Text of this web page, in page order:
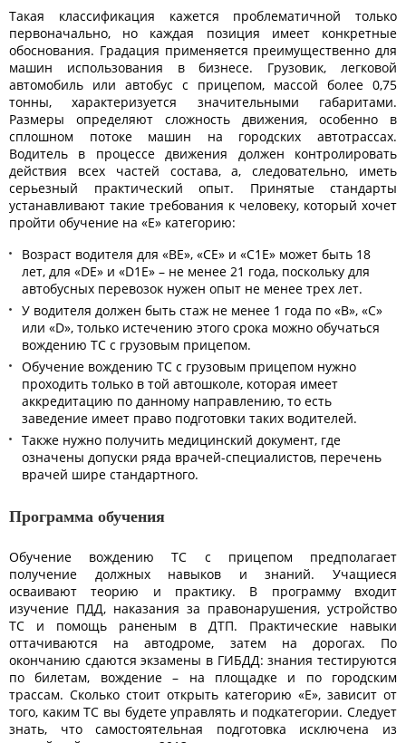
Такая классификация кажется проблематичной только
первоначально, но каждая позиция имеет конкретные
обоснования. Градация применяется преимущественно для
машин использования в бизнесе. Грузовик, легковой
автомобиль или автобус с прицепом, массой более 0,75
тонны, характеризуется значительными габаритами.
Размеры определяют сложность движения, особенно в
сплошном потоке машин на городских автотрассах.
Водитель в процессе движения должен контролировать
действия всех частей состава, а, следовательно, иметь
серьезный практический опыт. Принятые стандарты
устанавливают такие требования к человеку, который хочет
пройти обучение на «Е» категорию:
Возраст водителя для «BE», «CE» и «C1E» может быть 18
лет, для «DE» и «D1E» – не менее 21 года, поскольку для
автобусных перевозок нужен опыт не менее трех лет.
У водителя должен быть стаж не менее 1 года по «B», «C»
или «D», только истечению этого срока можно обучаться
вождению ТС с грузовым прицепом.
Обучение вождению ТС с грузовым прицепом нужно
проходить только в той автошколе, которая имеет
аккредитацию по данному направлению, то есть
заведение имеет право подготовки таких водителей.
Также нужно получить медицинский документ, где
означены допуски ряда врачей-специалистов, перечень
врачей шире стандартного.
Программа обучения
Обучение вождению ТС с прицепом предполагает
получение должных навыков и знаний. Учащиеся
осваивают теорию и практику. В программу входит
изучение ПДД, наказания за правонарушения, устройство
ТС и помощь раненым в ДТП. Практические навыки
оттачиваются на автодроме, затем на дорогах. По
окончанию сдаются экзамены в ГИБДД: знания тестируются
по билетам, вождение – на площадке и по городским
трассам. Сколько стоит открыть категорию «E», зависит от
того, каким ТС вы будете управлять и подкатегории. Следует
знать, что самостоятельная подготовка исключена из